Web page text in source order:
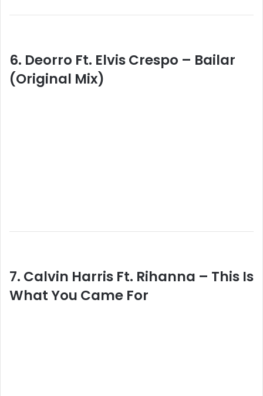
6. Deorro Ft. Elvis Crespo – Bailar
(Original Mix)
7. Calvin Harris Ft. Rihanna – This Is
What You Came For